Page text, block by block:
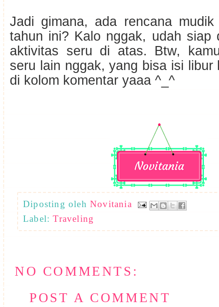
Jadi gimana, ada rencana
tahun ini? Kalo nggak, udah siap
aktivitas seru di atas. Btw,
seru lain nggak, yang bisa isi libur
di kolom komentar yaaa ^_^
Diposting oleh Novitania
Label:Traveling
NO COMMENTS:
POST A COMMENT